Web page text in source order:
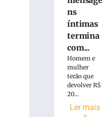
homologa
candidaturas
Jucineia
Ribeiro
Eckart
Deputada
ns
íntimas
termina
com...
Homem e
mulher
terão que
devolver R$
20...
Ler mais